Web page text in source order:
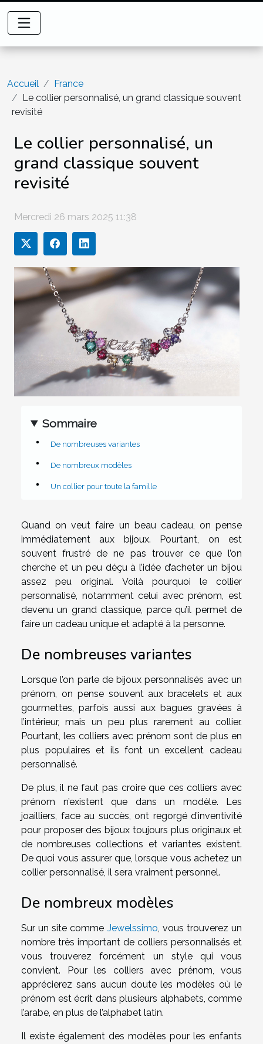
Accueil
France
Le collier personnalisé, un grand classique souvent
revisité
Le collier personnalisé, un
grand classique souvent
revisité
Mercredi 26 mars 2025 11:38
Sommaire
De nombreuses variantes
De nombreux modèles
Un collier pour toute la famille
Quand on veut faire un beau cadeau, on pense
immédiatement aux bijoux. Pourtant, on est
souvent frustré de ne pas trouver ce que l’on
cherche et un peu déçu à l’idée d’acheter un bijou
assez peu original. Voilà pourquoi le collier
personnalisé, notamment celui avec prénom, est
devenu un grand classique, parce qu’il permet de
faire un cadeau unique et adapté à la personne.
De nombreuses variantes
Lorsque l’on parle de bijoux personnalisés avec un
prénom, on pense souvent aux bracelets et aux
gourmettes, parfois aussi aux bagues gravées à
l’intérieur, mais un peu plus rarement au collier.
Pourtant, les colliers avec prénom sont de plus en
plus populaires et ils font un excellent cadeau
personnalisé.
De plus, il ne faut pas croire que ces colliers avec
prénom n’existent que dans un modèle. Les
joailliers, face au succès, ont regorgé d’inventivité
pour proposer des bijoux toujours plus originaux et
de nombreuses collections et variantes existent.
De quoi vous assurer que, lorsque vous achetez un
collier personnalisé, il sera vraiment personnel.
De nombreux modèles
Sur un site comme Jewelssimo, vous trouverez un
nombre très important de colliers personnalisés et
vous trouverez forcément un style qui vous
convient. Pour les colliers avec prénom, vous
apprécierez sans aucun doute les modèles où le
prénom est écrit dans plusieurs alphabets, comme
l’arabe, en plus de l’alphabet latin.
Il existe également des modèles pour les enfants